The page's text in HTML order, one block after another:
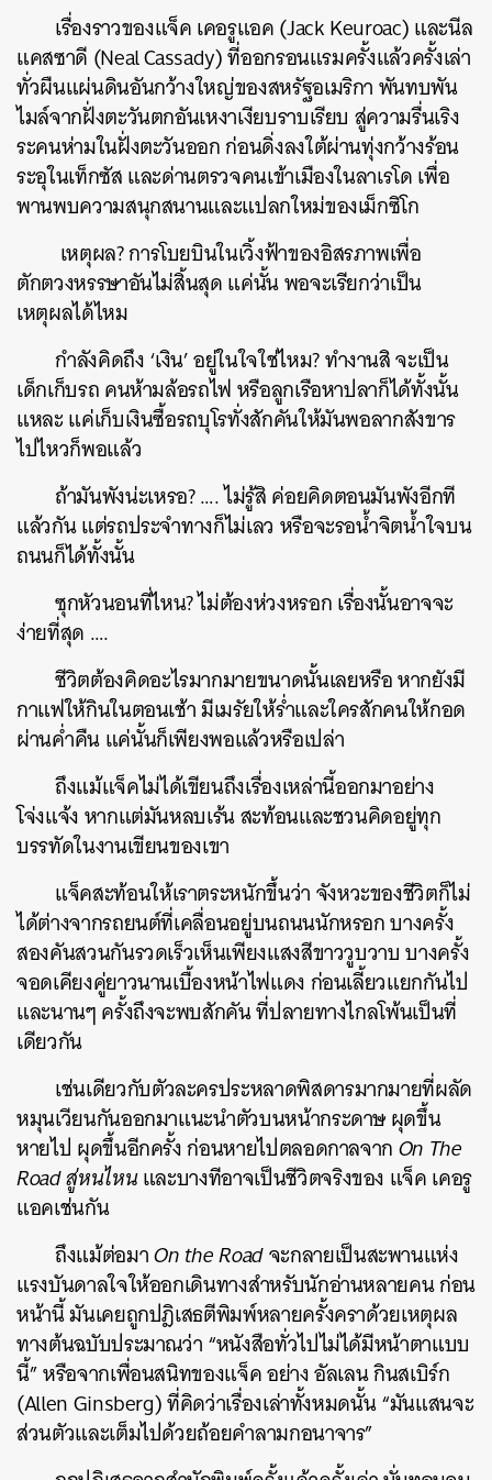
เรื่องราวของแจ็ค เคอรูแอค (Jack Keuroac) และนีล
แคสซาดี (Neal Cassady) ที่ออกรอนแรมครั้งแล้วครั้งเล่า
ทั่วผืนแผ่นดินอันกว้างใหญ่ของสหรัฐอเมริกา พันทบพัน
ไมล์จากฝั่งตะวันตกอันเหงาเงียบราบเรียบ สู่ความรื่นเริง
ระคนห่ามในฝั่งตะวันออก ก่อนดิ่งลงใต้ผ่านทุ่งกว้างร้อน
ระอุในเท็กซัส และด่านตรวจคนเข้าเมืองในลาเรโด เพื่อ
พานพบความสนุกสนานและแปลกใหม่ของเม็กซิโก
เหตุผล? การโบยบินในเวิ้งฟ้าของอิสรภาพเพื่อ
ตักตวงหรรษาอันไม่สิ้นสุด แค่นั้น พอจะเรียกว่าเป็น
เหตุผลได้ไหม
กำลังคิดถึง ‘เงิน’ อยู่ในใจใช่ไหม? ทำงานสิ จะเป็น
เด็กเก็บรถ คนห้ามล้อรถไฟ หรือลูกเรือหาปลาก็ได้ทั้งนั้น
แหละ แค่เก็บเงินซื้อรถบุโรทั่งสักคันให้มันพอลากสังขาร
ไปไหวก็พอแล้ว
ถ้ามันพังน่ะเหรอ? …. ไม่รู้สิ ค่อยคิดตอนมันพังอีกที
แล้วกัน แต่รถประจำทางก็ไม่เลว หรือจะรอน้ำจิตน้ำใจบน
ถนนก็ได้ทั้งนั้น
ซุกหัวนอนที่ไหน? ไม่ต้องห่วงหรอก เรื่องนั้นอาจจะ
ง่ายที่สุด ….
ชีวิตต้องคิดอะไรมากมายขนาดนั้นเลยหรือ หากยังมี
กาแฟให้กินในตอนเช้า มีเมรัยให้ร่ำและใครสักคนให้กอด
ผ่านค่ำคืน แค่นั้นก็เพียงพอแล้วหรือเปล่า
ถึงแม้แจ็คไม่ได้เขียนถึงเรื่องเหล่านี้ออกมาอย่าง
โจ่งแจ้ง หากแต่มันหลบเร้น สะท้อนและชวนคิดอยู่ทุก
บรรทัดในงานเขียนของเขา
แจ็คสะท้อนให้เราตระหนักขึ้นว่า จังหวะของชีวิตก็ไม่
ได้ต่างจากรถยนต์ที่เคลื่อนอยู่บนถนนนักหรอก บางครั้ง
สองคันสวนกันรวดเร็วเห็นเพียงแสงสีขาววูบวาบ บางครั้ง
จอดเคียงคู่ยาวนานเบื้องหน้าไฟแดง ก่อนเลี้ยวแยกกันไป
และนานๆ ครั้งถึงจะพบสักคัน ที่ปลายทางไกลโพ้นเป็นที่
เดียวกัน
เช่นเดียวกับตัวละครประหลาดพิสดารมากมายที่ผลัด
หมุนเวียนกันออกมาแนะนำตัวบนหน้ากระดาษ ผุดขึ้น
หายไป ผุดขึ้นอีกครั้ง ก่อนหายไปตลอดกาลจากOn The
Road สู่หนไหนและบางทีอาจเป็นชีวิตจริงของ แจ็ค เคอรู
แอคเช่นกัน
ถึงแม้ต่อมาOn the Roadจะกลายเป็นสะพานแห่ง
แรงบันดาลใจให้ออกเดินทางสำหรับนักอ่านหลายคน ก่อน
หน้านี้ มันเคยถูกปฎิเสธตีพิมพ์หลายครั้งคราด้วยเหตุผล
ทางต้นฉบับประมาณว่า “หนังสือทั่วไปไม่ได้มีหน้าตาแบบ
นี้” หรือจากเพื่อนสนิทของแจ็ค อย่าง อัลเลน กินสเบิร์ก
(Allen Ginsberg) ที่คิดว่าเรื่องเล่าทั้งหมดนั้น “มันแสนจะ
ส่วนตัวและเต็มไปด้วยถ้อยคำลามกอนาจาร”